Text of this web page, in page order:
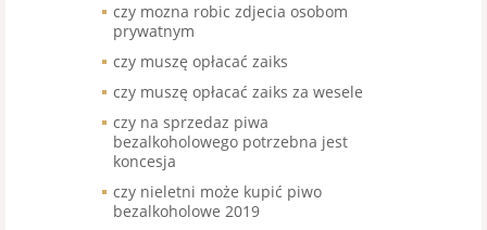
czy mozna robic zdjecia osobom
prywatnym
czy muszę opłacać zaiks
czy muszę opłacać zaiks za wesele
czy na sprzedaz piwa
bezalkoholowego potrzebna jest
koncesja
czy nieletni może kupić piwo
bezalkoholowe 2019